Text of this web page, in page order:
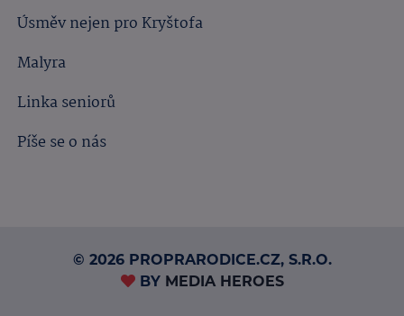
Úsměv nejen pro Kryštofa
Malyra
Linka seniorů
Píše se o nás
© 2026 PROPRARODICE.CZ, S.R.O.
BY MEDIA HEROES